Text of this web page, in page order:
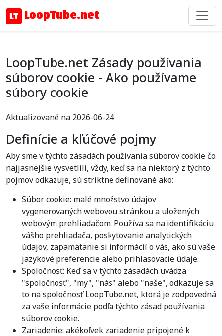
LoopTube.net
LoopTube.net Zásady používania
súborov cookie - Ako používame
súbory cookie
Aktualizované na 2026-06-24
Definície a kľúčové pojmy
Aby sme v týchto zásadách používania súborov cookie čo
najjasnejšie vysvetlili, vždy, keď sa na niektorý z týchto
pojmov odkazuje, sú striktne definované ako:
Súbor cookie: malé množstvo údajov
vygenerovaných webovou stránkou a uložených
webovým prehliadačom. Používa sa na identifikáciu
vášho prehliadača, poskytovanie analytických
údajov, zapamätanie si informácií o vás, ako sú vaše
jazykové preferencie alebo prihlasovacie údaje.
Spoločnosť: Keď sa v týchto zásadách uvádza
"spoločnosť", "my", "nás" alebo "naše", odkazuje sa
to na spoločnosť LoopTube.net, ktorá je zodpovedná
za vaše informácie podľa týchto zásad používania
súborov cookie.
Zariadenie: akékoľvek zariadenie pripojené k